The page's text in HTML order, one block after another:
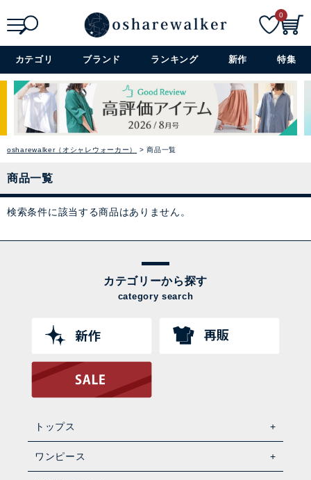
詳細検索+
0
カテゴリ ブランド ランキング 新作 特集
osharewalker（オシャレウォーカー） 商品一覧
商品一覧
検索条件に該当する商品はありません。
カテゴリーから探す
category search
トップス
ワンピース